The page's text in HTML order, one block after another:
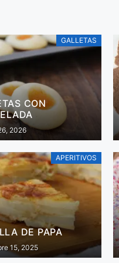
GALLETAS
CON
2026
APERITIVOS
DE PAPA
15, 2025